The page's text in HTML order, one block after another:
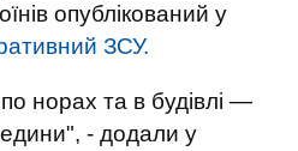
опублікований у
ЗСУ.
норах та в будівлі —
- додали у